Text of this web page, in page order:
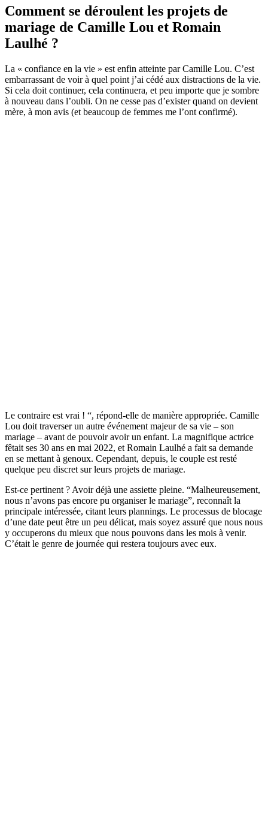
Comment se déroulent les projets de
mariage de Camille Lou et Romain
Laulhé ?
La « confiance en la vie » est enfin atteinte par Camille Lou. C’est
embarrassant de voir à quel point j’ai cédé aux distractions de la vie.
Si cela doit continuer, cela continuera, et peu importe que je sombre
à nouveau dans l’oubli. On ne cesse pas d’exister quand on devient
mère, à mon avis (et beaucoup de femmes me l’ont confirmé).
Le contraire est vrai ! “, répond-elle de manière appropriée. Camille
Lou doit traverser un autre événement majeur de sa vie – son
mariage – avant de pouvoir avoir un enfant. La magnifique actrice
fêtait ses 30 ans en mai 2022, et Romain Laulhé a fait sa demande
en se mettant à genoux. Cependant, depuis, le couple est resté
quelque peu discret sur leurs projets de mariage.
Est-ce pertinent ? Avoir déjà une assiette pleine. “Malheureusement,
nous n’avons pas encore pu organiser le mariage”, reconnaît la
principale intéressée, citant leurs plannings. Le processus de blocage
d’une date peut être un peu délicat, mais soyez assuré que nous nous
y occuperons du mieux que nous pouvons dans les mois à venir.
C’était le genre de journée qui restera toujours avec eux.